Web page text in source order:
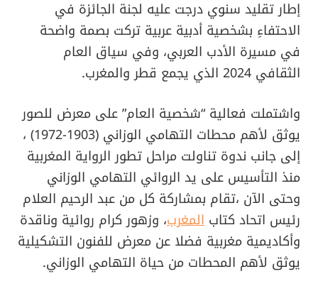
إطار تقليد سنوي درجت عليه لجنة الجائزة في
الاحتفاءِ بشخصية أدبية عربية تركت بصمة واضحة
في مسيرة الأدب العربي، وفي سياق العام
الثقافي 2024 الذي يجمع قطر والمغرب.
واشتملت فعالية “شخصية العام” على معرض للصور
يوثق لأهم محطات التهامي الوزاني (1903-1972) ،
إلى جانب ندوة تناولت مراحل تطور الرواية المغربية
منذ التأسيس على يد الروائي التهامي الوزاني
وحتى الآن ،تقام بمشاركة كل من عبد الرحيم العلام
رئيس اتحاد كتاب المغرب، وزهور كرام روائية وناقدة
وأكاديمية مغربية فضلا عن معرض للفنون التشكيلية
يوثق لأهم المحطات من حياة التهامي الوزاني.